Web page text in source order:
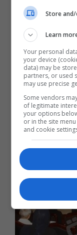
وصول باخرة أجنبية إلى ميناء أم قصر تحمل 20
Store
Learn
Your personal
your device
data) may be
partners, or used
may use precise
Some vendors
of legitimate
your options
or in the site
and cookie